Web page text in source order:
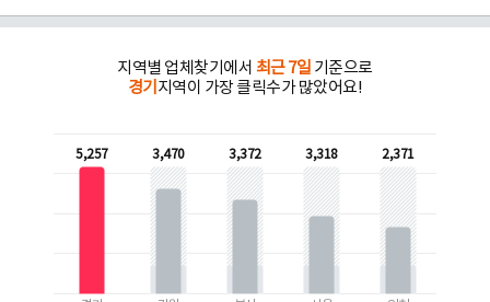
지역별 업체찾기에서 최근 7일 기준으로
경기 지역이 가장 클릭수가 많았어요!
5,257 3,470 3,372 3,318 2,371